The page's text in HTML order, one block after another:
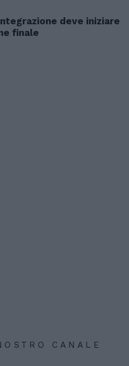
deve iniziare
finale
CANALE